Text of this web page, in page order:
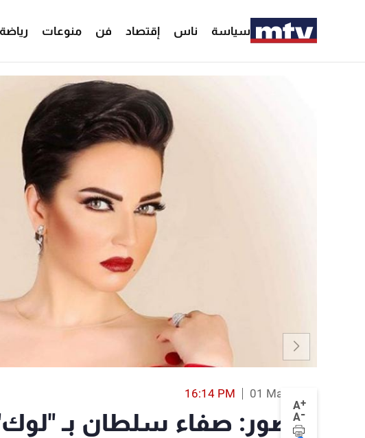
سياسة ناس إقتصاد فن منوعات رياضة
A+
A-
01 Mar 2019
16:14 PM
بالصور: صفاء سلطان بـ